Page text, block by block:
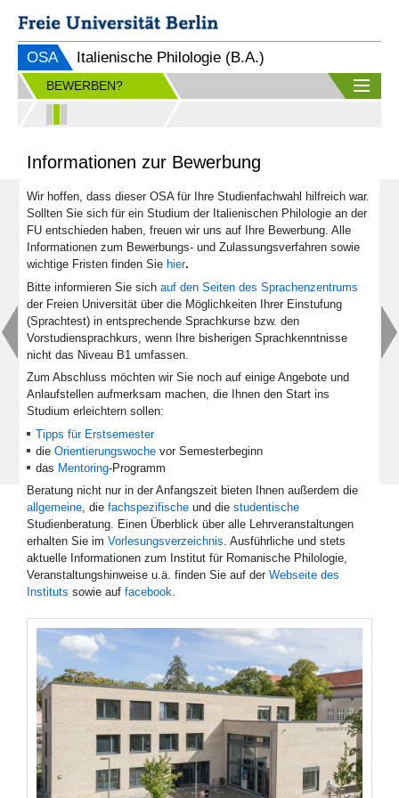
OSA Italienische Philologie (B.A.)
BEWERBEN?
Informationen zur Bewerbung
Wir hoffen, dass dieser OSA für Ihre Studienfachwahl hilfreich war.
Sollten Sie sich für ein Studium der Italienischen Philologie an der
FU entschieden haben, freuen wir uns auf Ihre Bewerbung. Alle
Informationen zum Bewerbungs- und Zulassungsverfahren sowie
wichtige Fristen finden Sie hier.
Bitte informieren Sie sich auf den Seiten des Sprachenzentrums
der Freien Universität über die Möglichkeiten Ihrer Einstufung
(Sprachtest) in entsprechende Sprachkurse bzw. den
Vorstudiensprachkurs, wenn Ihre bisherigen Sprachkenntnisse
nicht das Niveau B1 umfassen.
Zum Abschluss möchten wir Sie noch auf einige Angebote und
Anlaufstellen aufmerksam machen, die Ihnen den Start ins
Studium erleichtern sollen:
Tipps für Erstsemester
die Orientierungswoche vor Semesterbeginn
das Mentoring-Programm
Beratung nicht nur in der Anfangszeit bieten Ihnen außerdem die
allgemeine, die fachspezifische und die studentische
Studienberatung. Einen Überblick über alle Lehrveranstaltungen
erhalten Sie im Vorlesungsverzeichnis. Ausführliche und stets
aktuelle Informationen zum Institut für Romanische Philologie,
Veranstaltungshinweise u.ä. finden Sie auf der Webseite des
Instituts sowie auf facebook.